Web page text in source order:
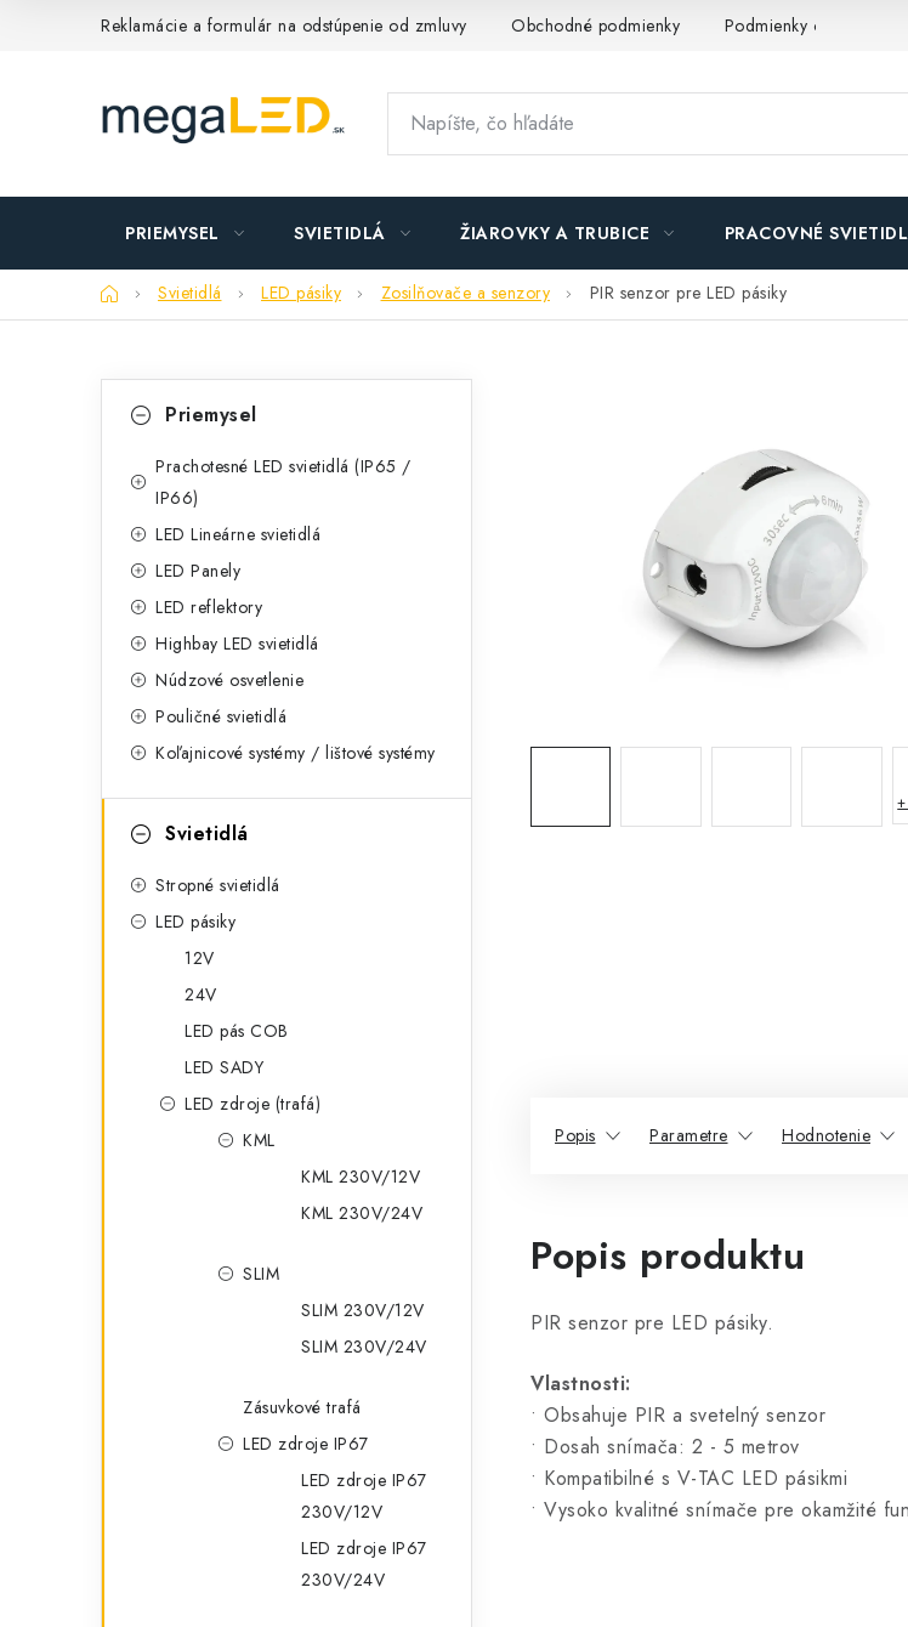
Reklamácie a formulár na odstúpenie od zmluvy Obchodné podmienky Podmienky ochrany
PRIEMYSEL SVIETIDLÁ ŽIAROVKY A TRUBICE PRACOVNÉ
DomovSvietidlá LED pásiky Zosilňovače a senzory PIR senzor pre LED pásiky
l
kategóriePriemysel
Prachotesné LED svietidlá (IP65 /
IP66)
LED Lineárne svietidlá
LED Panely
LED reflektory
Highbay LED svietidlá
Núdzové osvetlenie
Pouličné svietidlá
Koľajnicové systémy / lištové systémy
Svietidlá
Stropné svietidlá
LED pásiky
12V
24V
LED pás COB
LED SADY
LED zdroje (trafá)
KML
KML 230V/12V
KML 230V/24V
SLIM
SLIM 230V/12V
SLIM 230V/24V
Zásuvkové trafá
LED zdroje IP67
LED zdroje IP67
230V/12V
LED zdroje IP67
230V/24V
Popis Parametre Hodnotenie
Popis produktu
PIR senzor pre LED pásiky.
Vlastnosti:
• Obsahuje PIR a svetelný senzor
• Dosah snímača: 2 - 5 metrov
• Kompatibilné s V-TAC LED pásikmi
• Vysoko kvalitné snímače pre okamžité